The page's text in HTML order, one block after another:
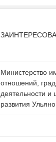
Министерство
отношений,
деятельности и
развития